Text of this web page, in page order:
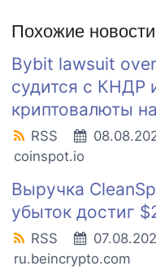
Похожие новости
Bybit lawsuit
судится с КНДР
криптовалюты
RSS
coinspot.io
Выручка
убыток достиг
RSS
ru.beincrypto.com